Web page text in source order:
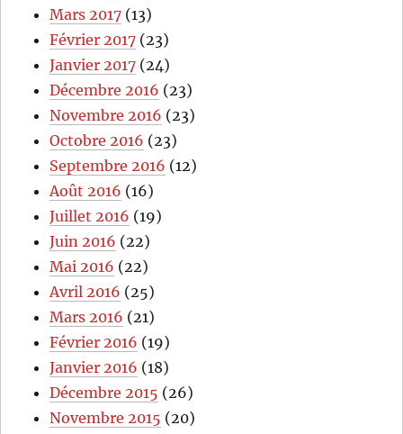
Mars 2017 (13)
Février 2017 (23)
Janvier 2017 (24)
Décembre 2016 (23)
Novembre 2016 (23)
Octobre 2016 (23)
Septembre 2016 (12)
Août 2016 (16)
Juillet 2016 (19)
Juin 2016 (22)
Mai 2016 (22)
Avril 2016 (25)
Mars 2016 (21)
Février 2016 (19)
Janvier 2016 (18)
Décembre 2015 (26)
Novembre 2015 (20)